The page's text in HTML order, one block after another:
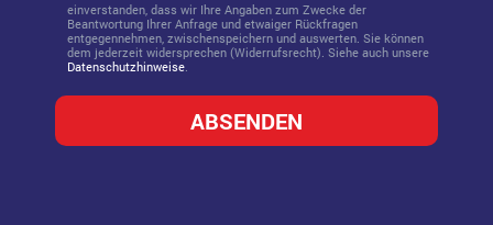
einverstanden, dass wir Ihre Angaben zum Zwecke der
Beantwortung Ihrer Anfrage und etwaiger Rückfragen
entgegennehmen, zwischenspeichern und auswerten. Sie können
dem jederzeit widersprechen (Widerrufsrecht). Siehe auch unsere
Datenschutzhinweise.